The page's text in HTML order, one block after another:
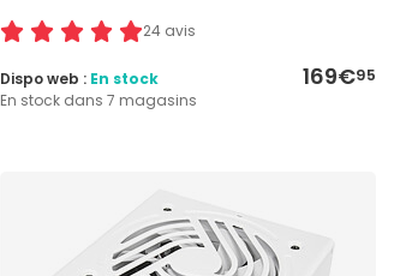
24 avis
169€95
Dispo web : En stock
En stock dans 7 magasins